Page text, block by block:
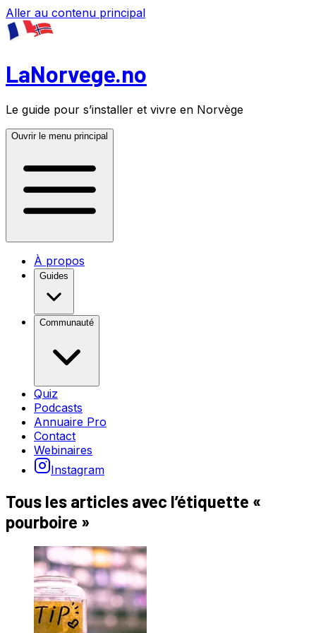
Aller au contenu principal
LaNorvege.no
Le guide pour s’installer et vivre en Norvège
Ouvrir le menu principal
À propos
Guides
Communauté
Quiz
Podcasts
Annuaire Pro
Contact
Webinaires
Instagram
Tous les articles avec l’étiquette «
pourboire »